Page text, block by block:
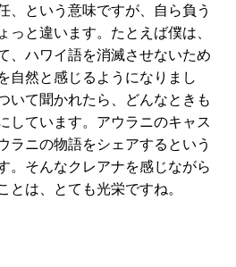
、という意味ですが、自ら負う
っと違います。たとえば僕は、
、ハワイ語を消滅させないため
自然と感じるようになりまし
いて聞かれたら、どんなときも
しています。アウラニのキャス
ラニの物語をシェアするという
。そんなクレアナを感じながら
とは、とても光栄ですね。